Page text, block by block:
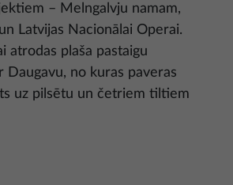
– Melngalvju namam,
Latvijas Nacionālai Operai.
atrodas plaša pastaigu
Daugavu, no kuras paveras
uz pilsētu un četriem tiltiem